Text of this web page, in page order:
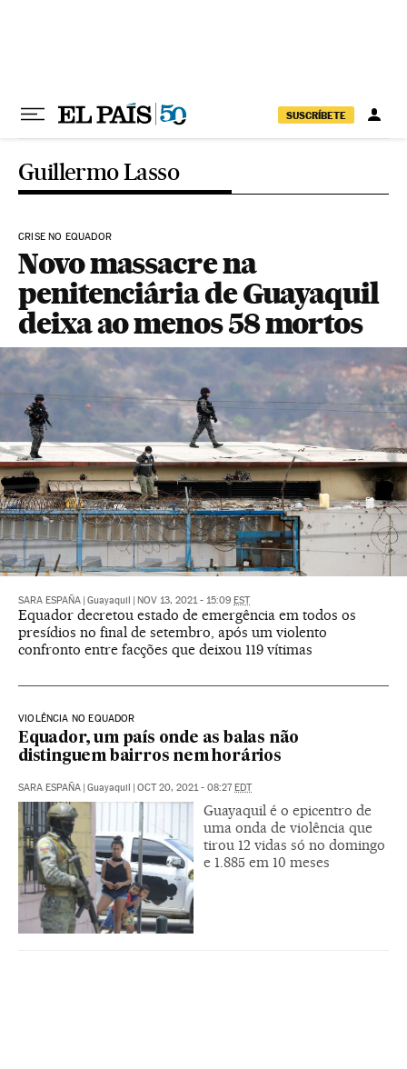
SUSCRÍBETE
Guillermo Lasso
CRISE NO EQUADOR
Novo massacre na
penitenciária de Guayaquil
deixa ao menos 58 mortos
SARA ESPAÑA Guayaquil NOV 13, 2021 - 15:09 EST
Equador decretou estado de emergência em todos os
presídios no final de setembro, após um violento
confronto entre facções que deixou 119 vítimas
VIOLÊNCIA NO EQUADOR
Equador, um país onde as balas não
distinguem bairros nem horários
SARA ESPAÑA Guayaquil OCT 20, 2021 - 08:27 EDT
Guayaquil é o epicentro de
uma onda de violência que
tirou 12 vidas só no domingo
e 1.885 em 10 meses